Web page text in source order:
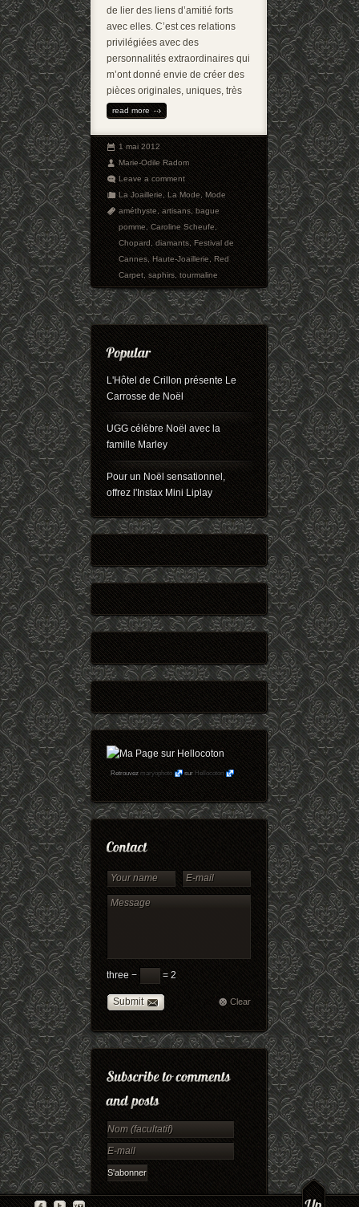
de lier des liens d’amitié forts
avec elles. C’est ces relations
privilégiées avec des
personnalités extraordinaires qui
m’ont donné envie de créer des
pièces originales, uniques, très
read more
1 mai 2012
Marie-Odile Radom
Leave a comment
La Joaillerie,La Mode,Mode
améthyste,artisans,bague
pomme,Caroline Scheufe,
Chopard,diamants,Festival de
Cannes,Haute-Joaillerie,Red
Carpet,saphirs,tourmaline
L'Hôtel de Crillon présente Le
Carrosse de Noël
UGG célèbre Noël avec la
famille Marley
Pour un Noël sensationnel,
offrez l'Instax Mini Liplay
Retrouvezmaryophoto surHellocoton
three − = 2
Submit Clear